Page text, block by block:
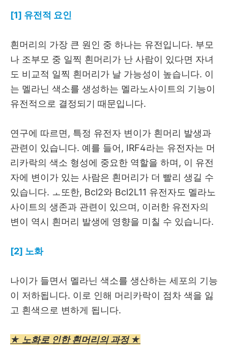
[1] 유전적 요인
흰머리의 가장 큰 원인 중 하나는 유전입니다. 부모
나 조부모 중 일찍 흰머리가 난 사람이 있다면 자녀
도 비교적 일찍 흰머리가 날 가능성이 높습니다. 이
는 멜라닌 색소를 생성하는 멜라노사이트의 기능이
유전적으로 결정되기 때문입니다.
연구에 따르면, 특정 유전자 변이가 흰머리 발생과
관련이 있습니다. 예를 들어, IRF4라는 유전자는 머
리카락의 색소 형성에 중요한 역할을 하며, 이 유전
자에 변이가 있는 사람은 흰머리가 더 빨리 생길 수
있습니다. ㅗ또한, Bcl2와 Bcl2L11 유전자도 멜라노
사이트의 생존과 관련이 있으며, 이러한 유전자의
변이 역시 흰머리 발생에 영향을 미칠 수 있습니다.
[2] 노화
나이가 들면서 멜라닌 색소를 생산하는 세포의 기능
이 저하됩니다. 이로 인해 머리카락이 점차 색을 잃
고 흰색으로 변하게 됩니다.
★ 노화로 인한 흰머리의 과정 ★